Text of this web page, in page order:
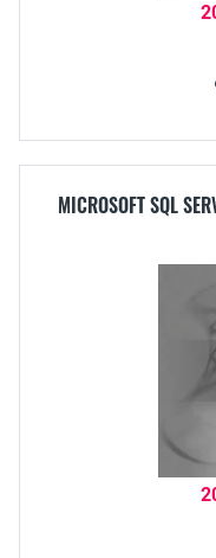
MICROSOFT SQL